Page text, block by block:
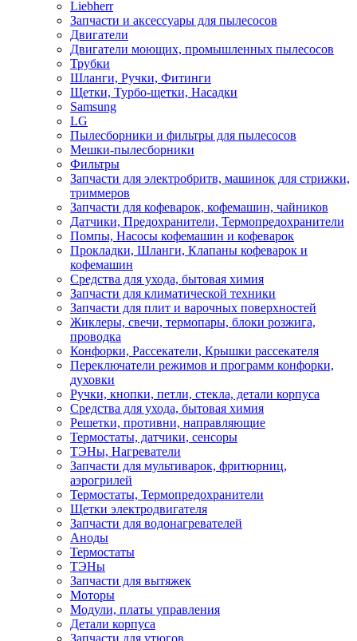
Liebherr
Запчасти и аксессуары для пылесосов
Двигатели
Двигатели моющих, промышленных пылесосов
Трубки
Шланги, Ручки, Фитинги
Щетки, Турбо-щетки, Насадки
Samsung
LG
Пылесборники и фильтры для пылесосов
Мешки-пылесборники
Фильтры
Запчасти для электробритв, машинок для стрижки,
триммеров
Запчасти для кофеварок, кофемашин, чайников
Датчики, Предохранители, Термопредохранители
Помпы, Насосы кофемашин и кофеварок
Прокладки, Шланги, Клапаны кофеварок и
кофемашин
Средства для ухода, бытовая химия
Запчасти для климатической техники
Запчасти для плит и варочных поверхностей
Жиклеры, свечи, термопары, блоки розжига,
проводка
Конфорки, Рассекатели, Крышки рассекателя
Переключатели режимов и программ конфорки,
духовки
Ручки, кнопки, петли, стекла, детали корпуса
Средства для ухода, бытовая химия
Решетки, противни, направляющие
Термостаты, датчики, сенсоры
ТЭНы, Нагреватели
Запчасти для мультиварок, фритюрниц,
аэрогрилей
Термостаты, Термопредохранители
Щетки электродвигателя
Запчасти для водонагревателей
Аноды
Термостаты
ТЭНы
Запчасти для вытяжек
Моторы
Модули, платы управления
Детали корпуса
Запчасти для утюгов